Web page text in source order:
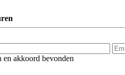
en akkoord bevonden